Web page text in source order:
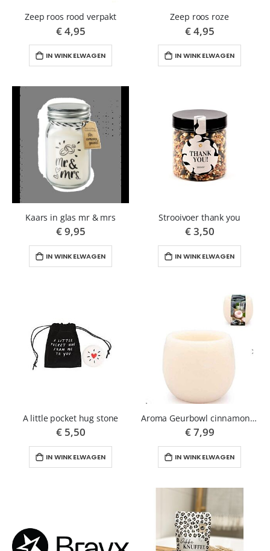
Zeep roos rood verpakt
€ 4,95
IN WINKELWAGEN
Zeep roos roze
€ 4,95
IN WINKELWAGEN
Kaars in glas mr & mrs
€ 9,95
IN WINKELWAGEN
Strooivoer thank you
€ 3,50
IN WINKELWAGEN
A little pocket hug stone
€ 5,50
IN WINKELWAGEN
Aroma Geurbowl cinnamon-kaneel
€ 7,99
IN WINKELWAGEN